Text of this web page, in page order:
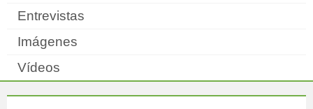
Entrevistas
Imágenes
Vídeos